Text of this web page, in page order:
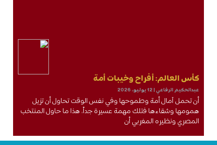
كأس العالم: أفراح وخيبات أمة
عبدالحكيم الرفاعي 12 يوليو، 2026
أن تحمل آمال أمة وطموحها وفي نفس الوقت تحاول أن تزيل
همومها وشقاءها فتلك مهمة عسيرة جداً، هذا ما حاول المنتخب
المصري ونظيره المغربي أن